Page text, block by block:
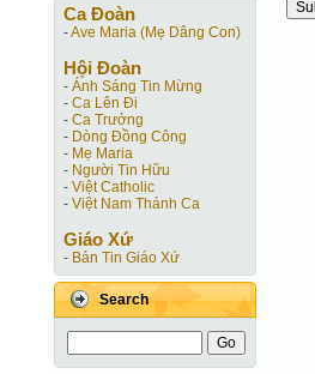
Ca Ðoàn
-Ave Maria (Mẹ Dâng Con)
Hội Ðoàn
- Ánh Sáng Tin Mừng
- Ca Lên Đi
- Ca Trưởng
- Dòng Đồng Công
- Mẹ Maria
- Người Tin Hữu
- Việt Catholic
- Việt Nam Thánh Ca
Giáo Xứ
- Bản Tin Giáo Xứ
Search